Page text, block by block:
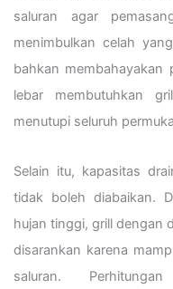
saluran agar
menimbulkan celah
bahkan membahayakan
lebar membutuhkan
menutupi seluruh
Selain itu, kapasitas
tidak boleh diabaikan.
hujan tinggi, grill dengan
disarankan karena
saluran.